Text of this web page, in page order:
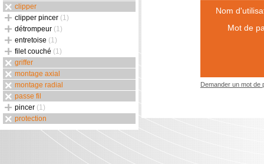
clipper
clipper pincer (1)
détrompeur (1)
entretoise (1)
filet couché (1)
griffer
montage axial
montage radial
passe fil
pincer (1)
protection
Nom
Mot de
Demander un mot de